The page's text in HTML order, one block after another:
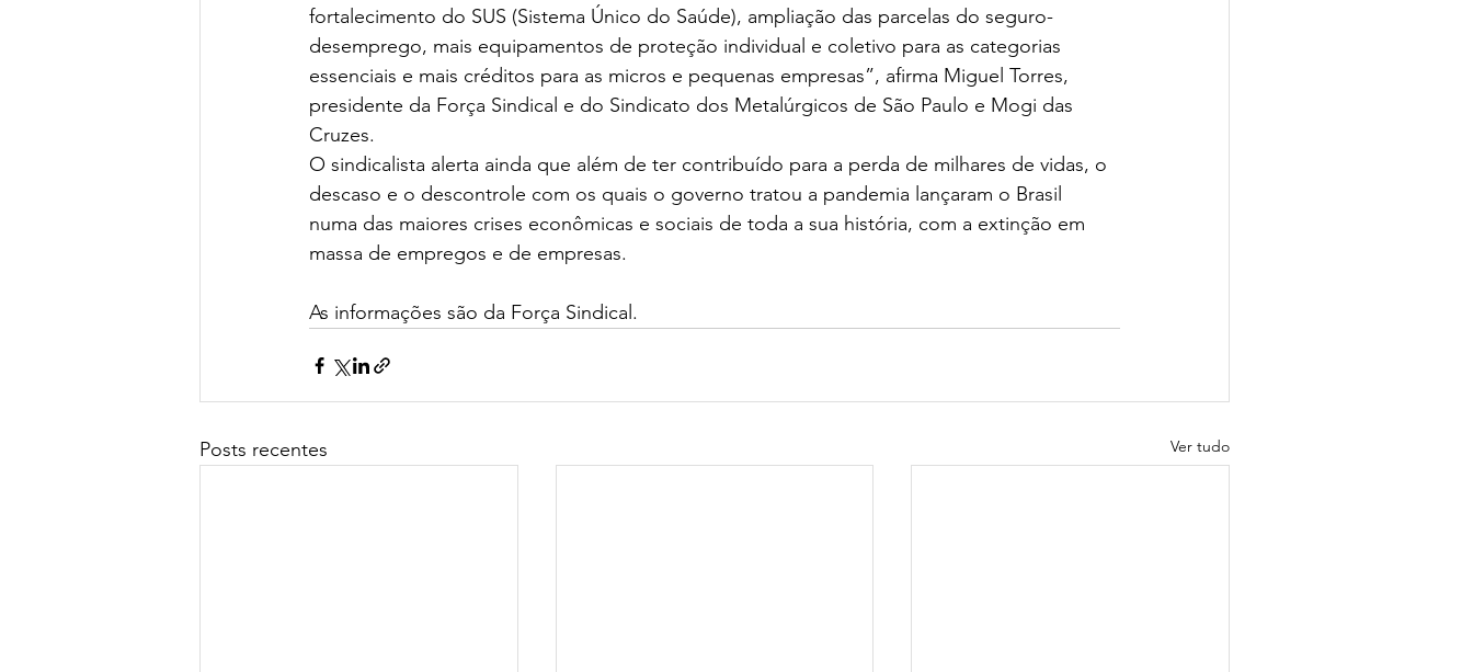
fortalecimento do SUS (Sistema Único do Saúde), ampliação das parcelas do seguro-
desemprego, mais equipamentos de proteção individual e coletivo para as categorias
essenciais e mais créditos para as micros e pequenas empresas”, afirma Miguel Torres,
presidente da Força Sindical e do Sindicato dos Metalúrgicos de São Paulo e Mogi das
Cruzes.
O sindicalista alerta ainda que além de ter contribuído para a perda de milhares de vidas, o
descaso e o descontrole com os quais o governo tratou a pandemia lançaram o Brasil
numa das maiores crises econômicas e sociais de toda a sua história, com a extinção em
massa de empregos e de empresas.
As informações são da Força Sindical.
Posts recentes Ver tudo